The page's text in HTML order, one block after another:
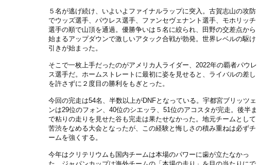
５名が逃げ続け、いよいよファイナルラップに突入。古賀志山の攻防
でウッズ選手、パウレス選手、ファンセヴェナント選手、モホリッチ
選手の順で山頂を通過。優勝争いは５名に絞られ、田野の交差点から
始まるアップダウンで激しいアタック合戦が勃発。世界レベルの駆け
引きが始まった。
そこで一枚上手だったのがアメリカ人ライダー、2022年の覇者パウレ
ス選手だ。ホームストレートに最初に姿を見せると、ライバルの差し
を許さずに２度目の勝利をもぎとった。
今回の完走は54名、半数以上がDNFとなっている。宇都宮ブリッツェ
ンは29位のフォン、40位のシエッラ、51位のアコスタが完走。後半ま
で粘りの走りを見せた谷も完走は果たせなかった。地元チームとして
苦渋をなめる大会となったが、この経験と悔しさの積み重ねは必ずチ
ームを強くする。
今年はクリテリウムも国内チームは本場のパワーに歯が立たなかっ